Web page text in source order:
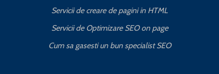
Servicii de creare de pagini in HTML
Servicii de Optimizare SEO on page
Cum sa gasesti un bun specialist SEO